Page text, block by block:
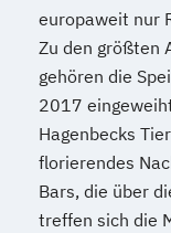
europaweit nur
Zu den größten
gehören die
2017
Hagenbecks
florierendes
Bars, die über
treffen sich die